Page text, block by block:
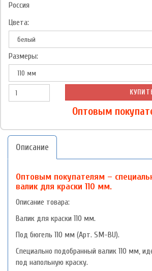
Россия
Цвета:
Размеры:
Оптовым
Описание
Оптовым покупателям –
валик для краски 110 мм.
Описание товара:
Валик для краски 110 мм.
Под бюгель 110 мм (Арт. SM-BU).
Специально подобранный валик 110 мм,
под напольную краску.